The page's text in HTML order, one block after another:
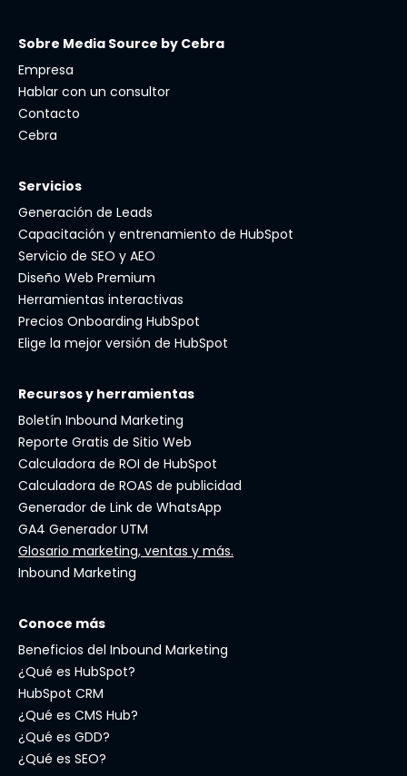
Sobre Media Source by Cebra
Empresa
Hablar con un consultor
Contacto
Cebra
Servicios
Generación de Leads
Capacitación y entrenamiento de HubSpot
Servicio de SEO y AEO
Diseño Web Premium
Herramientas interactivas
Precios Onboarding HubSpot
Elige la mejor versión de HubSpot
Recursos y herramientas
Boletín Inbound Marketing
Reporte Gratis de Sitio Web
Calculadora de ROI de HubSpot
Calculadora de ROAS de publicidad
Generador de Link de WhatsApp
GA4 Generador UTM
Glosario marketing, ventas y más.
Inbound Marketing
Conoce más
Beneficios del Inbound Marketing
¿Qué es HubSpot?
HubSpot CRM
¿Qué es CMS Hub?
¿Qué es GDD?
¿Qué es SEO?